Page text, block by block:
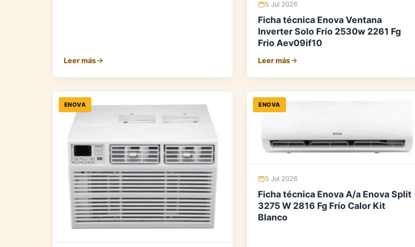
Leer más
5 Jul 2026
Ficha técnica Enova Ventana
Inverter Solo Frío 2530w 2261 Fg
Frio Aev09if10
Leer más
ENOVA ENOVA
5 Jul 2026
Ficha técnica Enova A/a Enova Split
3275 W 2816 Fg Frío Calor Kit
Blanco